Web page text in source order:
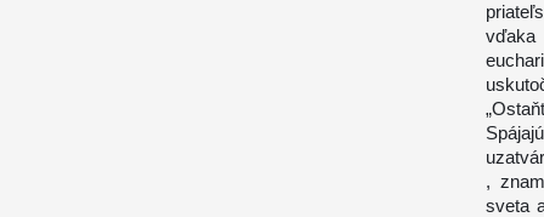
vďaka
,
sveta